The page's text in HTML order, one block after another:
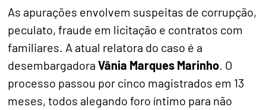
As apurações envolvem suspeitas de corrupção,
peculato, fraude em licitação e contratos com
familiares. A atual relatora do caso é a
desembargadoraVânia Marques Marinho. O
processo passou por cinco magistrados em 13
meses, todos alegando foro íntimo para não